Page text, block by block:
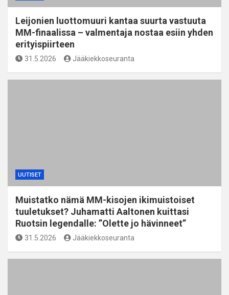
Leijonien luottomuuri kantaa suurta vastuuta
MM-finaalissa – valmentaja nostaa esiin yhden
erityispiirteen
31.5.2026 Jääkiekkoseuranta
UUTISET
Muistatko nämä MM-kisojen ikimuistoiset
tuuletukset? Juhamatti Aaltonen kuittasi
Ruotsin legendalle: ”Olette jo hävinneet”
31.5.2026 Jääkiekkoseuranta